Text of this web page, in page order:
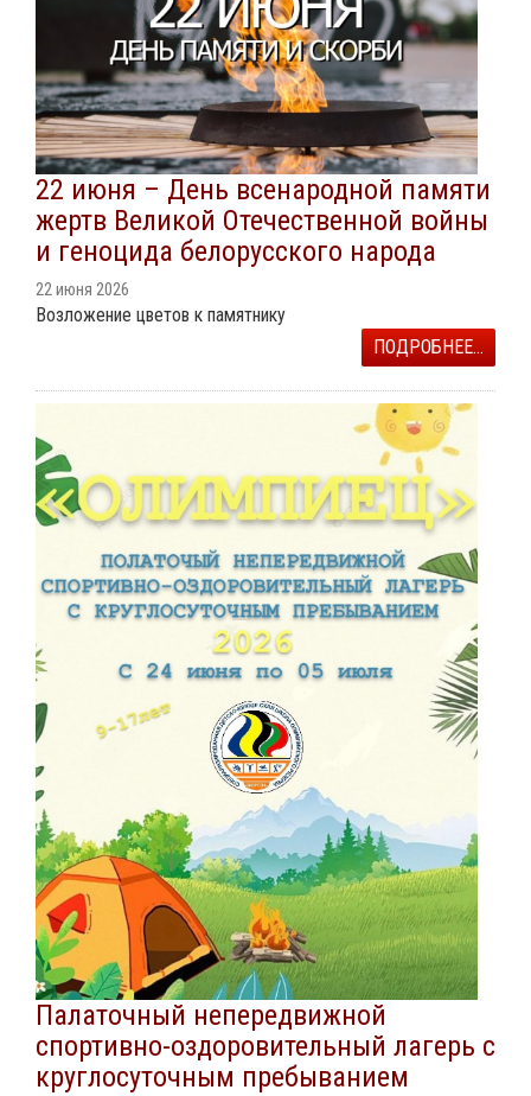
22 июня – День всенародной памяти
жертв Великой Отечественной войны
и геноцида белорусского народа
22 июня 2026
Возложение цветов к памятнику
ПОДРОБНЕЕ...
Палаточный непередвижной
спортивно-оздоровительный лагерь с
круглосуточным пребыванием